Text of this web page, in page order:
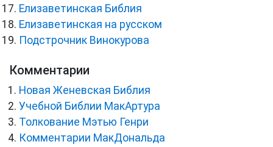
Елизаветинская Библия
Елизаветинская на русском
Подстрочник Винокурова
Комментарии
Новая Женевская Библия
Учебной Библии МакАртура
Толкование Мэтью Генри
Комментарии МакДональда